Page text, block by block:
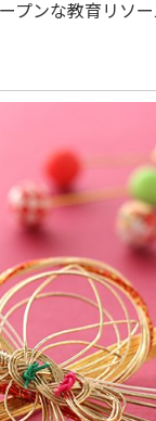
プンな教育リソ